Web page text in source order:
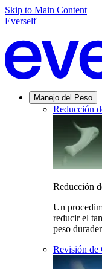
Skip to Main Content
Everself
Manejo del Peso
Reducción
Reducción
Un
reducir el
peso
Revisión de